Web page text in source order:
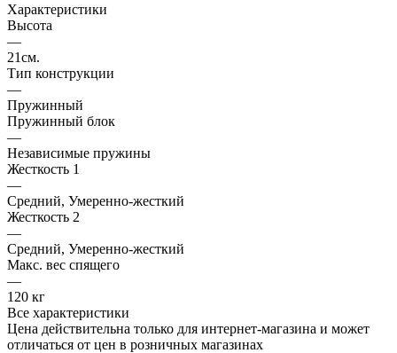
Характеристики
Высота
—
21см.
Тип конструкции
—
Пружинный
Пружинный блок
—
Независимые пружины
Жесткость 1
—
Средний, Умеренно-жесткий
Жесткость 2
—
Средний, Умеренно-жесткий
Макс. вес спящего
—
120 кг
Все характеристики
Цена действительна только для интернет-магазина и может
отличаться от цен в розничных магазинах